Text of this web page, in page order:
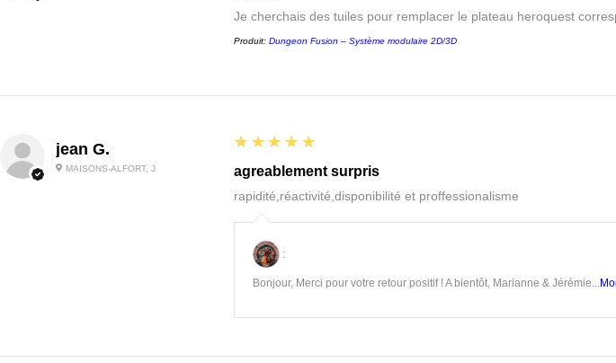
Je cherchais des tuiles pour remplacer le plateau heroquest
Produit: Dungeon Fusion – Système modulaire 2D/3D
jean G.
MAISONS-ALFORT, J
5
★★★★★
agreablement surpris
rapidité,réactivité,disponibilité et proffessionalisme
:
Bonjour, Merci pour votre retour positif ! A bientôt, Marianne & Jérémie...